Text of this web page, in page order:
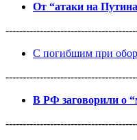
От “атаки на
С погибшим при
В РФ заговорили о